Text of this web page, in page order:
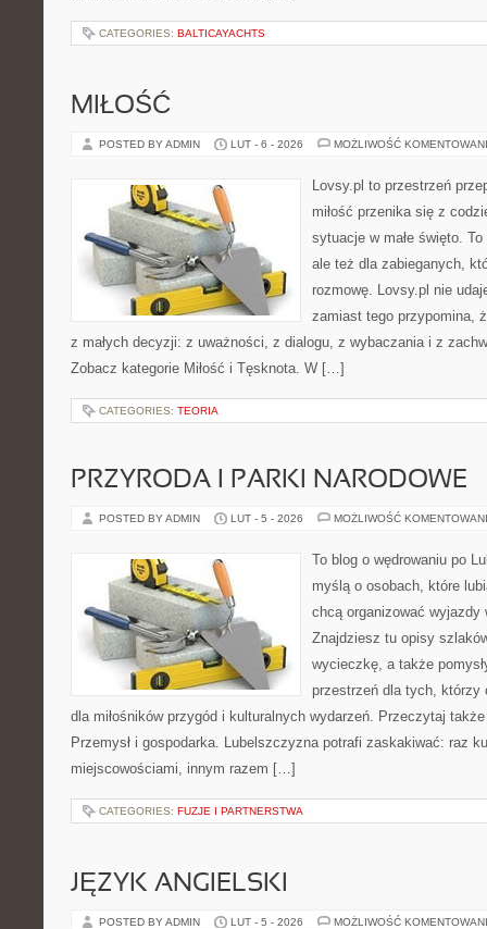
CATEGORIES: BALTICAYACHTS
MIŁOŚĆ
POSTED BY ADMIN LUT - 6 - 2026 MOŻLIWOŚĆ
Lovsy.pl to przestrzeń
miłość przenika się z
sytuacje w małe święto.
ale też dla zabieganych,
rozmowę. Lovsy.pl nie
zamiast tego przypomina,
z małych decyzji: z uważności, z dialogu, z wybaczania i z
Zobacz kategorie Miłość i Tęsknota. W […]
CATEGORIES: TEORIA
PRZYRODA I PARKI NARODOWE
POSTED BY ADMIN LUT - 5 - 2026 MOŻLIWOŚĆ
To blog o wędrowaniu po
myślą o osobach, które
chcą organizować wyjazdy
Znajdziesz tu opisy
wycieczkę, a także
przestrzeń dla tych, którzy
dla miłośników przygód i kulturalnych wydarzeń. Przeczytaj
Przemysł i gospodarka. Lubelszczyzna potrafi zaskakiwać: raz
miejscowościami, innym razem […]
CATEGORIES: FUZJE I PARTNERSTWA
JĘZYK ANGIELSKI
POSTED BY ADMIN LUT - 5 - 2026 MOŻLIWOŚĆ